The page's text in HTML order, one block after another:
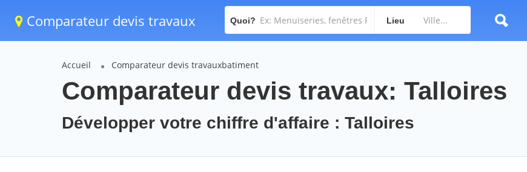
Comparateur devis travaux Quoi? Lieu
Accueil Comparateur devis travauxbatiment
Comparateur devis travaux: Talloires
Développer votre chiffre d'affaire : Talloires